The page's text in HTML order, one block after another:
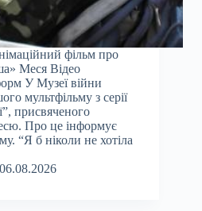
фільм про
Меся Відео
У Музеї війни
мультфільму з серії
присвяченого
Про це інформує
“Я б ніколи не хотіла
06.08.2026